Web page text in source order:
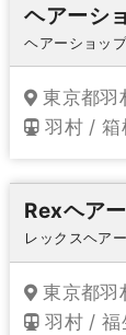
ヘアーシ
ヘアーショッ
東京都羽
羽村 / 箱
Rexヘア
レックスヘア
東京都羽
羽村 / 福